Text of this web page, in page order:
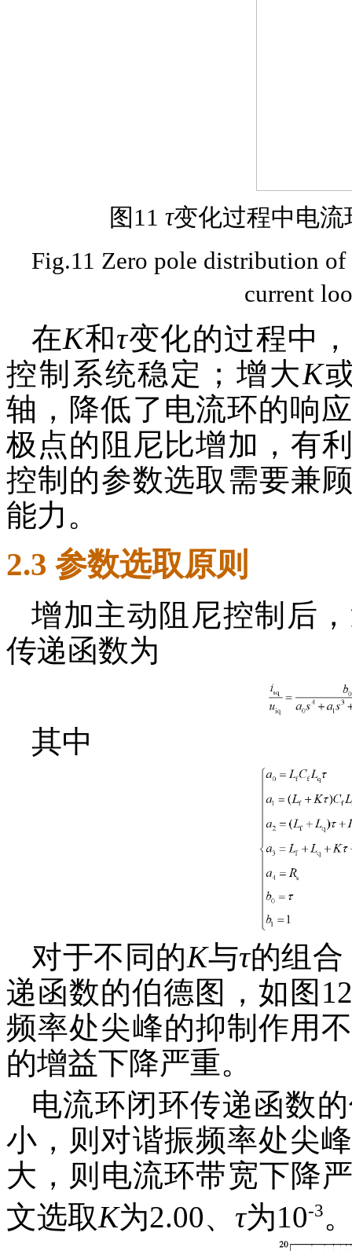
图11 τ变化过程中电
Fig.11 Zero pole distribution
current
在K和τ变化的过程中
控制系统稳定；增大K
轴，降低了电流环的响
极点的阻尼比增加，有
控制的参数选取需要兼
能力。
2.3 参数选取原则
增加主动阻尼控制后
传递函数为
其中
对于不同的K与τ的组合
递函数的伯德图，如图
频率处尖峰的抑制作用
的增益下降严重。
电流环闭环传递函数
小，则对谐振频率处尖
大，则电流环带宽下降
文选取K为2.00、 τ为10-3